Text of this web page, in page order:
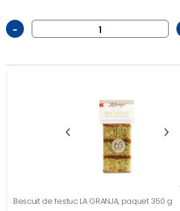
-
Bescuit de festuc LA GRANJA, paquet 350 g